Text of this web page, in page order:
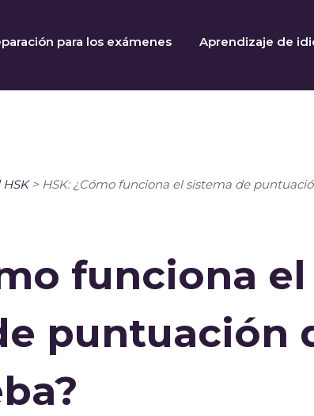
para los exámenes Aprendizaje de
> HSK: ¿Cómo funciona el sistema de
funciona el
puntuación